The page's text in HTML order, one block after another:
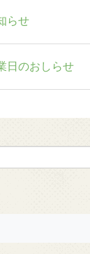
らせ
日のおしらせ